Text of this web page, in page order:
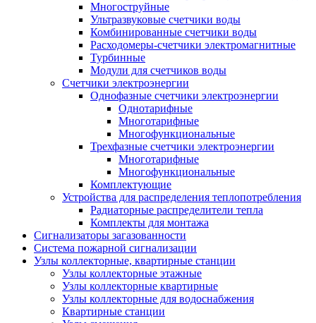
Многоструйные
Ультразвуковые счетчики воды
Комбинированные счетчики воды
Расходомеры-счетчики электромагнитные
Турбинные
Модули для счетчиков воды
Счетчики электроэнергии
Однофазные счетчики электроэнергии
Однотарифные
Многотарифные
Многофункциональные
Трехфазные счетчики электроэнергии
Многотарифные
Многофункциональные
Комплектующие
Устройства для распределения теплопотребления
Радиаторные распределители тепла
Комплекты для монтажа
Сигнализаторы загазованности
Система пожарной сигнализации
Узлы коллекторные, квартирные станции
Узлы коллекторные этажные
Узлы коллекторные квартирные
Узлы коллекторные для водоснабжения
Квартирные станции